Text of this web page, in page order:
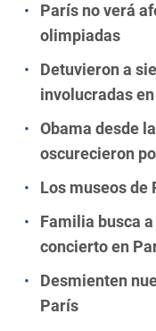
París no verá
olimpiadas
Detuvieron a
involucradas
Obama desde
oscurecieron
Los museos de
Familia busca
concierto en
Desmienten
París